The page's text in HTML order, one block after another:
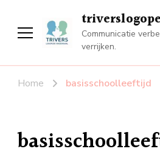
Communicatie
verrijken.
Home basisschoolleeftijd